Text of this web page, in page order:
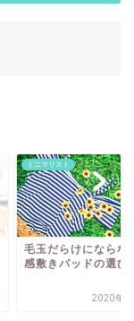
ミニマリスト
毛玉だらけにならな
感敷きパッドの選び
2020年7